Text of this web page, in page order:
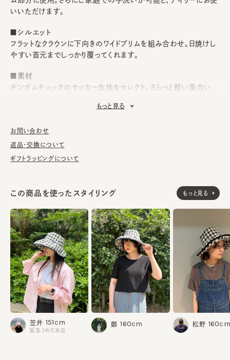
いいただけます。
■シルエット
フラットなクラウンに下向きのワイドブリムを組み合わせ。日焼けし
やすい首元までしっかり覆ってくれます。
■素材
ギンガムチェックのサッカー生地をセレクト。さらっと軽い風合い
洗濯可能。洗うことにより風合いに多少の変化が起こります。お洗
濯の際は単独手洗いで洗濯後、形を整え陰干ししてください。
※サイズ調節スベリ仕様（サイズを小さくする際は、調節テープを
※柄の出方は個体差があります。
※手洗いの際は付属のアテンションを必ずご参照ください。
素材
表地：ポリエステル100%
裏地：ポリエステル100%
生産国 made in JAPAN
もっと見る
お問い合わせ
返品・交換について
ギフトラッピングについて
この商品を使ったスタイリング もっと見る
笠井 151cm
阪急うめだ本店
鄭 160cm 松野 160cm